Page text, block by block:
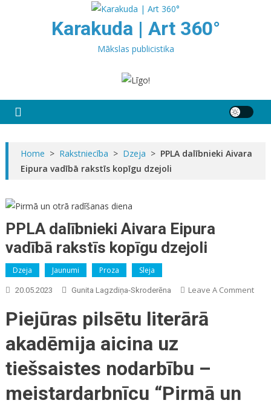
Karakuda | Art 360°
Mākslas publicistika
Home > Rakstniecība > Dzeja > PPLA dalībnieki Aivara
Eipura vadībā rakstīs kopīgu dzejoli
PPLA dalībnieki Aivara Eipura
vadībā rakstīs kopīgu dzejoli
Dzeja Jaunumi Proza Sleja
20.05.2023 Gunita Lagzdiņa-Skroderēna Leave A CommentOn
Piejūras pilsētu literārā
akadēmija aicina uz
tiešsaistes nodarbību –
meistardarbnīcu “Pirmā un